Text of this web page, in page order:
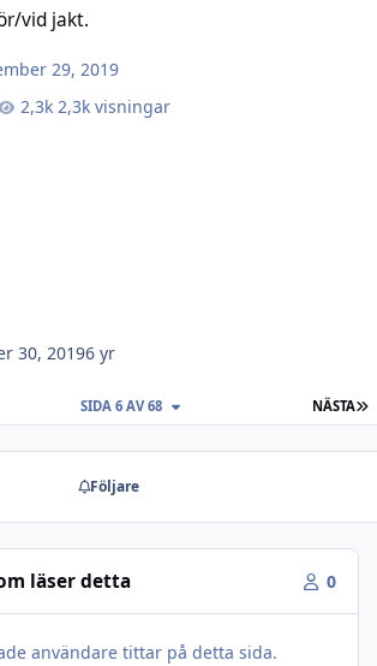
vid jakt.
29, 2019
2,3k visningar
30, 20196 yr
NÄSTA
SIDA 6 AV 68
Följare
läser detta 0
användare tittar på detta sida.